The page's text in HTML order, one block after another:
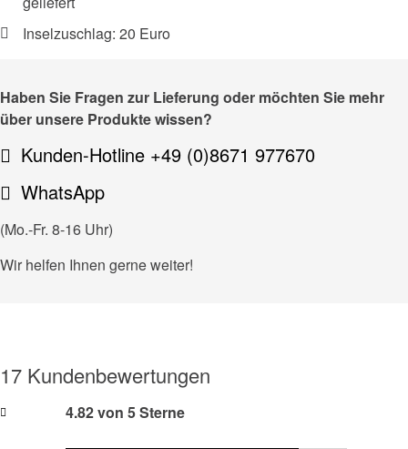
Inselzuschlag: 20 Euro
Haben Sie Fragen zur Lieferung oder möchten Sie mehr
über unsere Produkte wissen?
Kunden-Hotline +49 (0)8671 977670
WhatsApp
(Mo.-Fr. 8-16 Uhr)
Wir helfen Ihnen gerne weiter!
17 Kundenbewertungen
4.82 von 5 Sterne